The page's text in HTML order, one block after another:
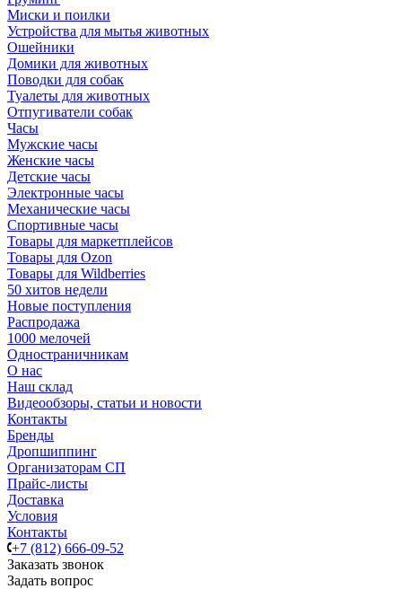
Миски и поилки
Устройства для мытья животных
Ошейники
Домики для животных
Поводки для собак
Туалеты для животных
Отпугиватели собак
Часы
Мужские часы
Женские часы
Детские часы
Электронные часы
Механические часы
Спортивные часы
Товары для маркетплейсов
Товары для Ozon
Товары для Wildberries
50 хитов недели
Новые поступления
Распродажа
1000 мелочей
Одностраничникам
О нас
Наш склад
Видеообзоры, статьи и новости
Контакты
Бренды
Дропшиппинг
Организаторам СП
Прайс-листы
Доставка
Условия
Контакты
+7 (812) 666-09-52
Заказать звонок
Задать вопрос